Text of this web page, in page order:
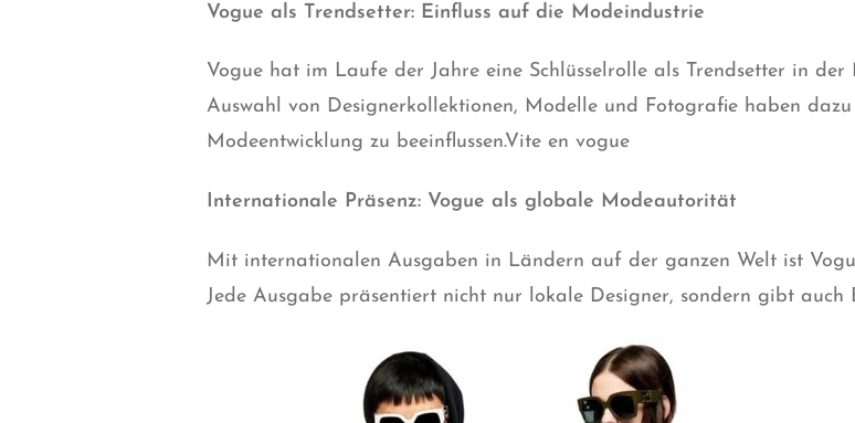
Vogue als Trendsetter: Einfluss auf die Modeindustrie
Vogue hat im Laufe der Jahre eine Schlüsselrolle als Trendsetter in
Auswahl von Designerkollektionen, Modelle und Fotografie haben
Modeentwicklung zu beeinflussen.Vite en vogue
Internationale Präsenz: Vogue als globale Modeautorität
Mit internationalen Ausgaben in Ländern auf der ganzen Welt ist
Jede Ausgabe präsentiert nicht nur lokale Designer, sondern gibt